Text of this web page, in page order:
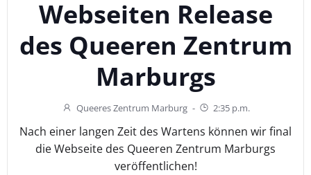
Webseiten Release
des Queeren Zentrum
Marburgs
Queeres Zentrum Marburg - 2:35 p.m.
Nach einer langen Zeit des Wartens können wir final
die Webseite des Queeren Zentrum Marburgs
veröffentlichen!